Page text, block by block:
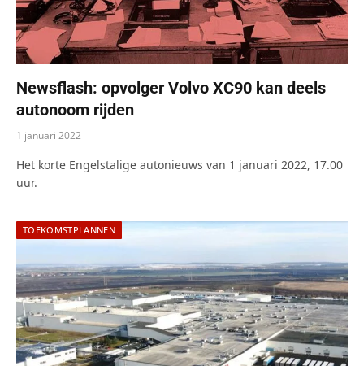
Newsflash: opvolger Volvo XC90 kan deels
autonoom rijden
1 januari 2022
Het korte Engelstalige autonieuws van 1 januari 2022, 17.00
uur.
TOEKOMSTPLANNEN